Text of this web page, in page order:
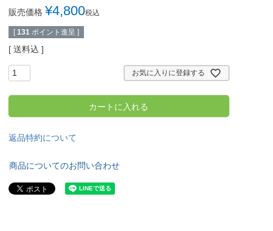
販売価格 ¥4,800税込
[ 131 ポイント進呈 ]
送料込
お気に入りに登録する
カートに入れる
返品特約について
商品についてのお問い合わせ